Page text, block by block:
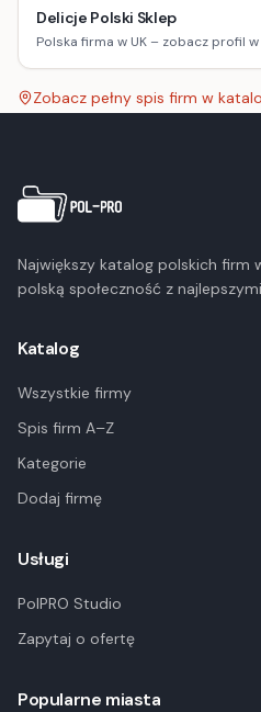
Delicje Polski Sklep
Polska firma w UK – zobacz profil
Zobacz pełny spis firm w
Największy katalog polskich firm
polską społeczność z
Katalog
Wszystkie firmy
Spis firm A–Z
Kategorie
Dodaj firmę
Usługi
PolPRO Studio
Zapytaj o ofertę
Popularne miasta